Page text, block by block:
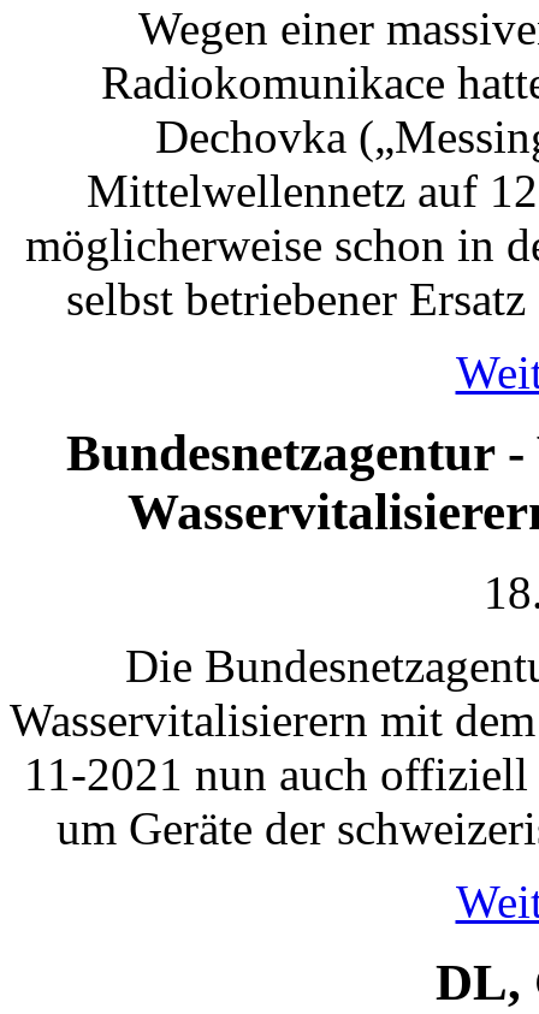
Wegen einer
Radiokomunikace
Dechovka
Mittelwellennetz auf
möglicherweise schon in
selbst betriebener
Bundesnetzagentur
Die
Wasservitalisierern mit
11-2021 nun auch
um Geräte der
DL,